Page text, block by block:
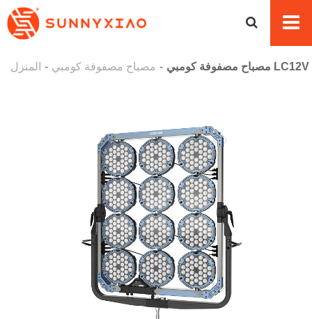
المنزل مصباح مصفوفة كومبي مصباح مصفوفة كومبي LC12V